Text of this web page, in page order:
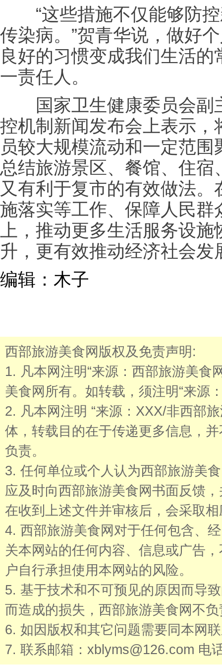
“这些措施不仅能够防控
传染病。”贺青华说，做好
良好的习惯变成我们生活
一责任人。
国家卫生健康委员会副
控机制新闻发布会上表示，
员较大规模流动和一定范
总结旅游景区、餐馆、住
又有利于复市的有效做法
施落实等工作、保障人民
上，推动更多生活服务设
升，更有效推动经济社会
编辑：木子
西部旅游美食网版权及免责声明:
1. 凡本网注明“来源：西部旅游美食
美食网所有。如转载，须注明“来源
2. 凡本网注明 “来源：XXX/非西部
体，转载目的在于传递更多信息，
负责。
3. 任何单位或个人认为西部旅游美
应及时向西部旅游美食网书面反馈
在收到上述文件并审核后，会采取
4. 西部旅游美食网对于任何包含、
关本网站的任何内容、信息或广告
户自行承担使用本网站的风险。
5. 基于技术和不可预见的原因而导
而造成的损失，西部旅游美食网不
6. 如因版权和其它问题需要同本网
7. 联系邮箱：xblyms@126.com 电